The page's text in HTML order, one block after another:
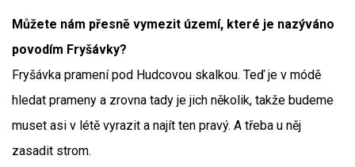
Můžete nám přesně vymezit území, které je nazýváno
povodím Fryšávky?
Fryšávka pramení pod Hudcovou skalkou. Teď je v módě
hledat prameny a zrovna tady je jich několik, takže budeme
muset asi v létě vyrazit a najít ten pravý. A třeba u něj
zasadit strom.